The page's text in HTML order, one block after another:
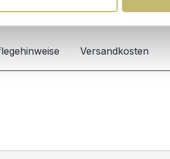
Versandkosten